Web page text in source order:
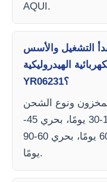
AQUI.
التشغيل والأسس
الهيدروليكية
YR06231؟
ونوع الشحن
(جوي أو بحري). متوفر: جوي 15-30 يومًا، بحري 45-
60 يومًا. غير متوفر: جوي 30-60 يومًا، بحري 60-90
يومًا.